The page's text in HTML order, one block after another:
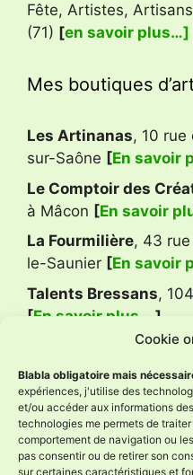
Cookie
Blabla obligatoire mais
expériences, j'utilise des
et/ou accéder aux informations
technologies me permets de
comportement de navigation ou
pas consentir ou de retirer son
sur certaines caractéristiques et
Fête, Artistes,
(71) [en savoir plus…]
Mes boutiques
Les Artinanas, 10 rue
sur-Saône [En savoir
Le Comptoir des
à Mâcon [En savoir
La Fourmilière, 43
le-Saunier [En savoir
Talents Bressans,
[En savoir plus … ]
Avis Google
L'Âne à Nath
4.9
Basé sur 59 avis